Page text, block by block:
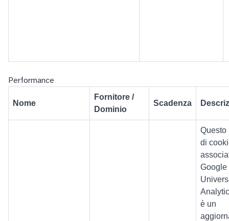
Performance
Nome
Fornitore /
Dominio
Scadenza
Questo
di
Google
è un